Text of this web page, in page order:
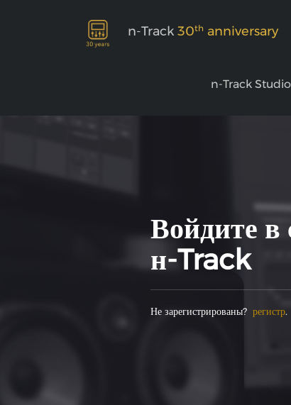
n-Track 30th anniversary
n-Track Studio
Войдите в
н-Track
Не зарегистрированы? регистр.